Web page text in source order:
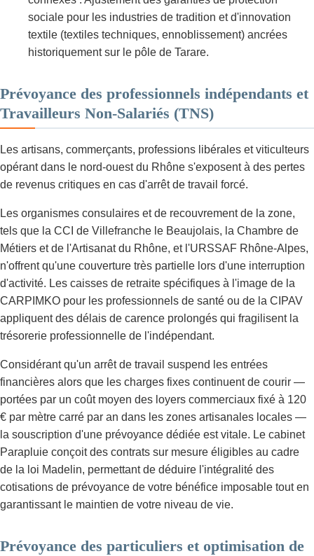
sociale pour les industries de tradition et d'innovation
textile (textiles techniques, ennoblissement) ancrées
historiquement sur le pôle de Tarare.
Prévoyance des professionnels indépendants et
Travailleurs Non-Salariés (TNS)
Les artisans, commerçants, professions libérales et viticulteurs
opérant dans le nord-ouest du Rhône s'exposent à des pertes
de revenus critiques en cas d'arrêt de travail forcé.
Les organismes consulaires et de recouvrement de la zone,
tels que la CCI de Villefranche le Beaujolais, la Chambre de
Métiers et de l'Artisanat du Rhône, et l'URSSAF Rhône-Alpes,
n'offrent qu'une couverture très partielle lors d'une interruption
d'activité. Les caisses de retraite spécifiques à l'image de la
CARPIMKO pour les professionnels de santé ou de la CIPAV
appliquent des délais de carence prolongés qui fragilisent la
trésorerie professionnelle de l'indépendant.
Considérant qu'un arrêt de travail suspend les entrées
financières alors que les charges fixes continuent de courir —
portées par un coût moyen des loyers commerciaux fixé à 120
€ par mètre carré par an dans les zones artisanales locales —
la souscription d'une prévoyance dédiée est vitale. Le cabinet
Parapluie conçoit des contrats sur mesure éligibles au cadre
de la loi Madelin, permettant de déduire l'intégralité des
cotisations de prévoyance de votre bénéfice imposable tout en
garantissant le maintien de votre niveau de vie.
Prévoyance des particuliers et optimisation de